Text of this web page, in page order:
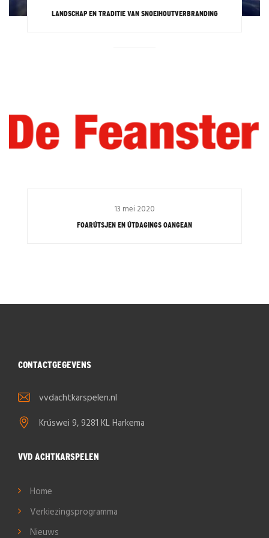
LANDSCHAP EN TRADITIE VAN SNOEIHOUTVERBRANDING
13 mei 2020
FOARÚTSJEN EN ÚTDAGINGS OANGEAN
CONTACTGEGEVENS
vvdachtkarspelen.nl
Krúswei 9, 9281 KL Harkema
VVD ACHTKARSPELEN
Home
Verkiezingsprogramma
Nieuws